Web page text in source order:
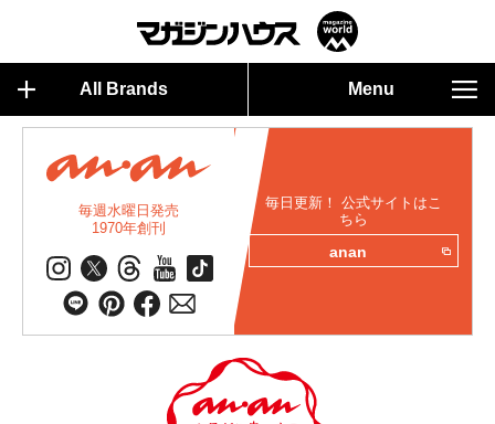
All Brands Menu
毎週水曜日発売
1970年創刊
毎日更新！ 公式サイトはこ
ちら
anan